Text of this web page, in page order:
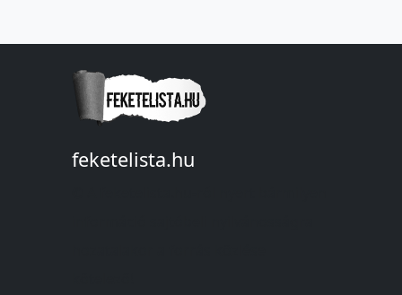
feketelista.hu